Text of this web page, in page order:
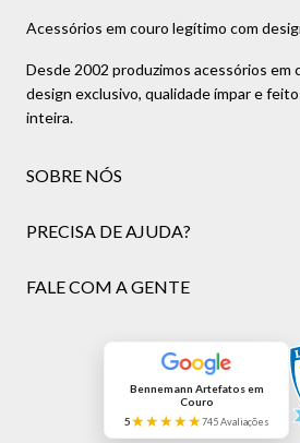
Acessórios em couro legítimo com
Desde 2002 produzimos acessórios em
design exclusivo, qualidade ímpar e
inteira.
SOBRE NÓS
PRECISA DE AJUDA?
FALE COM A GENTE
Bennemann Artefatos em
Couro
5★★★★★745 Avaliações